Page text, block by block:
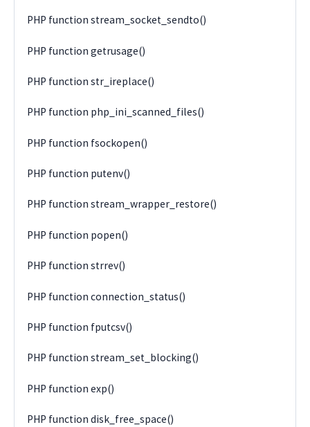
PHP function stream_socket_sendto()
PHP function getrusage()
PHP function str_ireplace()
PHP function php_ini_scanned_files()
PHP function fsockopen()
PHP function putenv()
PHP function stream_wrapper_restore()
PHP function popen()
PHP function strrev()
PHP function connection_status()
PHP function fputcsv()
PHP function stream_set_blocking()
PHP function exp()
PHP function disk_free_space()